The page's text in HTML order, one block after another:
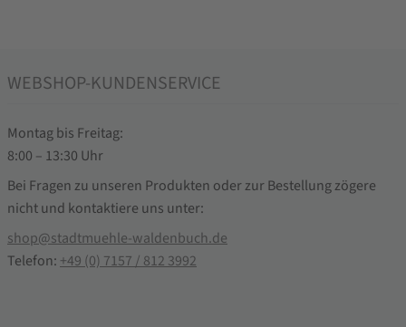
WEBSHOP-KUNDENSERVICE
Montag bis Freitag:
8:00 – 13:30 Uhr
Bei Fragen zu unseren Produkten oder zur Bestellung zögere
nicht und kontaktiere uns unter:
shop@stadtmuehle-waldenbuch.de
Telefon: +49 (0) 7157 / 812 3992